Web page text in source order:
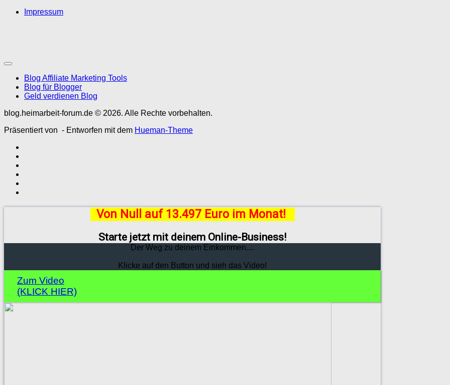
Impressum
Blog Affiliate Marketing Tools
Blog für Blogger
Geld verdienen Blog
blog.heimarbeit-forum.de © 2026. Alle Rechte vorbehalten.
Präsentiert von - Entworfen mit dem Hueman-Theme
Von Null auf 13.497 Euro im Monat!
Starte jetzt mit deinem Online-Business!
Der Weg zu deinem Einkommen....
Klicke auf den Button und sieh das Video!
Zum Video
(KLICK HIER)